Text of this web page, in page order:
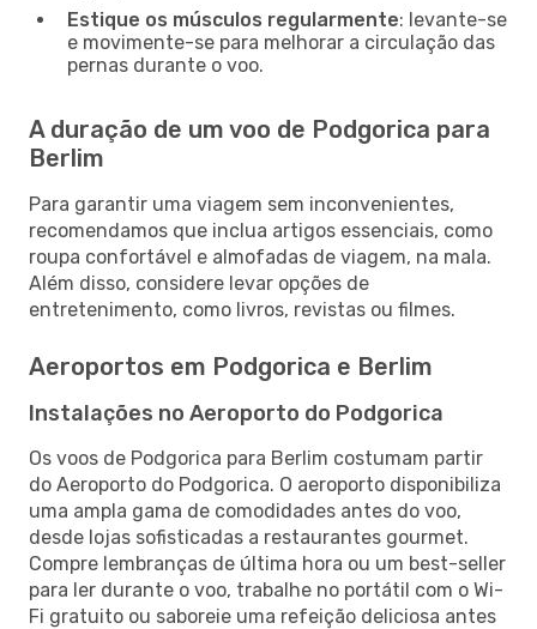
Estique os músculos regularmente: levante-se
e movimente-se para melhorar a circulação das
pernas durante o voo.
A duração de um voo de Podgorica para
Berlim
Para garantir uma viagem sem inconvenientes,
recomendamos que inclua artigos essenciais, como
roupa confortável e almofadas de viagem, na mala.
Além disso, considere levar opções de
entretenimento, como livros, revistas ou filmes.
Aeroportos em Podgorica e Berlim
Instalações no Aeroporto do Podgorica
Os voos de Podgorica para Berlim costumam partir
do Aeroporto do Podgorica. O aeroporto disponibiliza
uma ampla gama de comodidades antes do voo,
desde lojas sofisticadas a restaurantes gourmet.
Compre lembranças de última hora ou um best-seller
para ler durante o voo, trabalhe no portátil com o Wi-
Fi gratuito ou saboreie uma refeição deliciosa antes